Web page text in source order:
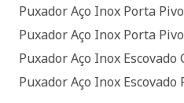
Puxador Aço Inox Porta
Puxador Aço Inox Porta
Puxador Aço Inox Escovado
Puxador Aço Inox Escovado